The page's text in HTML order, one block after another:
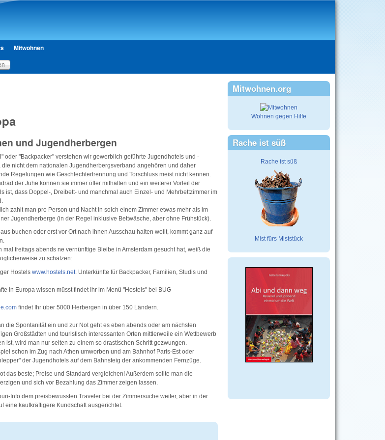
Mitwohnen
und Jugendherbergen
oder "Backpacker" verstehen wir gewerblich geführte Jugendhotels und -
die nicht dem nationalen Jugendherbergsverband angehören und daher
Regelungen wie Geschlechtertrennung und Torschluss meist nicht kennen.
der Juhe können sie immer öfter mithalten und ein weiterer Vorteil der
ist, dass Doppel-, Dreibett- und manchmal auch Einzel- und Mehrbettzimmer im
zahlt man pro Person und Nacht in solch einem Zimmer etwas mehr als im
Jugendherberge (in der Regel inklusive Bettwäsche, aber ohne Frühstück).
buchen oder erst vor Ort nach ihnen Ausschau halten wollt, kommt ganz auf
freitags abends ne vernünftige Bleibe in Amsterdam gesucht hat, weiß die
zu schätzen:
Hostels www.hostels.net. Unterkünfte für Backpacker, Familien, Studis und
in Europa wissen müsst findet Ihr im Menü "Hostels" bei BUG
findet Ihr über 5000 Herbergen in über 150 Ländern.
die Spontanität ein und zur Not geht es eben abends oder am nächsten
Großstädten und touristisch interessanten Orten mittlerweile ein Wettbewerb
ist, wird man nur selten zu einem so drastischen Schritt gezwungen.
schon im Zug nach Athen umworben und am Bahnhof Paris-Est oder
der Jugendhotels auf dem Bahnsteig der ankommenden Fernzüge.
das beste; Preise und Standard vergleichen! Außerdem sollte man die
und sich vor Bezahlung das Zimmer zeigen lassen.
Info dem preisbewussten Traveler bei der Zimmersuche weiter, aber in der
eine kaufkräftigere Kundschaft ausgerichtet.
Mitwohnen.org
Wohnen gegen Hilfe
Rache ist süß
Rache ist süß
Mist fürs Miststück